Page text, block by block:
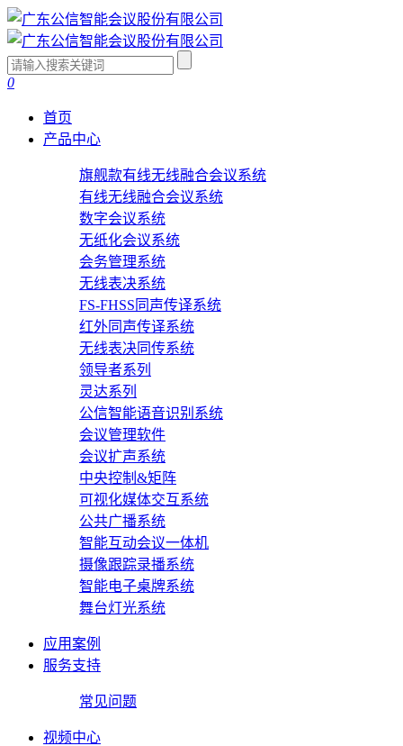
0
首页
产品中心
旗舰款有线无线融合会议系统
有线无线融合会议系统
数字会议系统
无纸化会议系统
会务管理系统
无线表决系统
FS-FHSS同声传译系统
红外同声传译系统
无线表决同传系统
领导者系列
灵达系列
公信智能语音识别系统
会议管理软件
会议扩声系统
中央控制&矩阵
可视化媒体交互系统
公共广播系统
智能互动会议一体机
摄像跟踪录播系统
智能电子桌牌系统
舞台灯光系统
应用案例
服务支持
常见问题
视频中心